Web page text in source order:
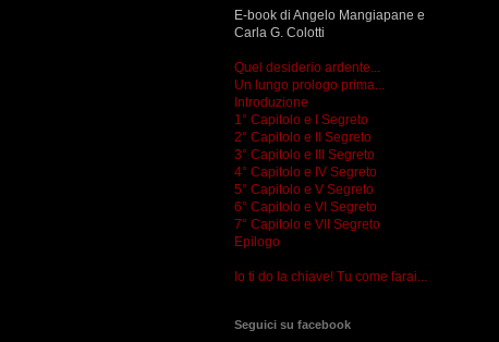
E-book di Angelo Mangiapane e
Carla G. Colotti
Quel desiderio ardente...
Un lungo prologo prima...
Introduzione
1° Capitolo e I Segreto
2° Capitolo e II Segreto
3° Capitolo e III Segreto
4° Capitolo e IV Segreto
5° Capitolo e V Segreto
6° Capitolo e VI Segreto
7° Capitolo e VII Segreto
Epilogo
Io ti do la chiave! Tu come farai...
Seguici su facebook